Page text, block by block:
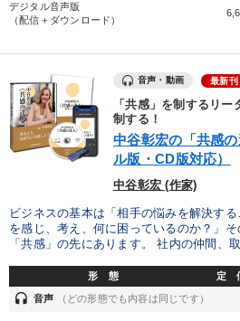
デジタル音声版
（配信＋ダウンロード）
音声・動画 最新刊
「共感」を制するリ
制する！
中谷彰宏の「共感
ル版・CD版対応）
中谷彰宏 (作家)
ビジネスの基本は「相手の悩みを解決す
を感じ、考え、何に困っているのか？」
「共感」の先にあります。 社内の仲間、
形 態 定
headset 音声 （どの形態でも内容は同じです）